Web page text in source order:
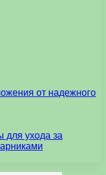
от надежного
для ухода за